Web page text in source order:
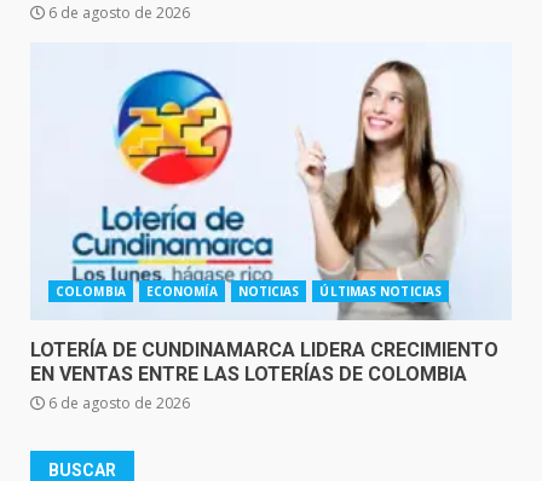
6 de agosto de 2026
COLOMBIA ECONOMÍA NOTICIAS ÚLTIMAS NOTICIAS
LOTERÍA DE CUNDINAMARCA LIDERA CRECIMIENTO
EN VENTAS ENTRE LAS LOTERÍAS DE COLOMBIA
6 de agosto de 2026
BUSCAR